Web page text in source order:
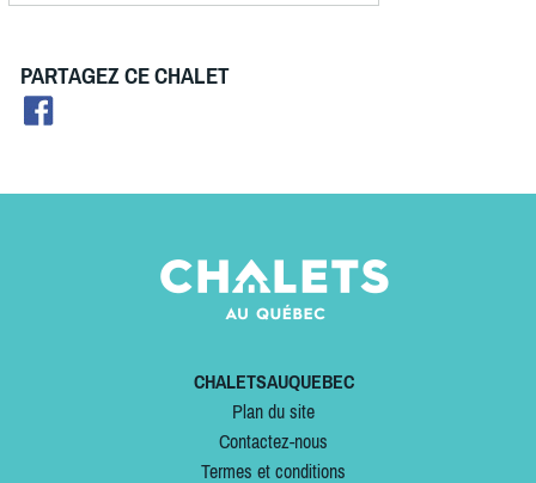
PARTAGEZ CE CHALET
CHALETSAUQUEBEC
Plan du site
Contactez-nous
Termes et conditions